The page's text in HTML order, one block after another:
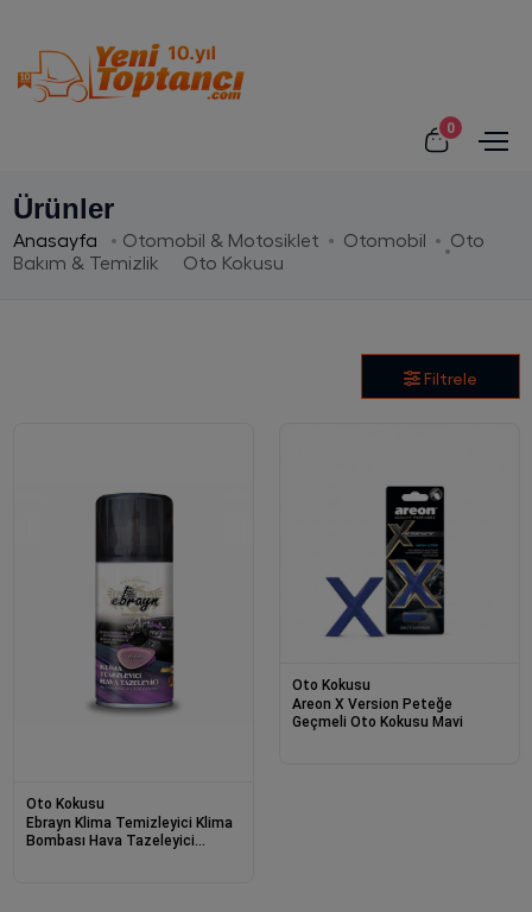
0
Ürünler
Anasayfa Otomobil & Motosiklet Otomobil
Oto
Bakım & Temizlik
Oto Kokusu
Filtrele
Oto Kokusu
Ebrayn Klima Temizleyici Klima
Bombası Hava Tazeleyici
Oto Kokusu
Areon X Version Peteğe
Geçmeli Oto Kokusu Mavi